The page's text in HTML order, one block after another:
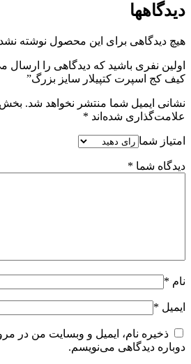
دیدگاهها
هیچ دیدگاهی برای این محصول نوشته
کیف کج اسپرت کتپیلار سایز بزرگ”
نشانی ایمیل شما منتشر نخواهد شد.
علامت‌گذاری شده‌اند *
امتیاز شما
دیدگاه شما *
نام *
ایمیل *
ذخیره نام، ایمیل و وبسایت من در
دوباره دیدگاهی می‌نویسم.